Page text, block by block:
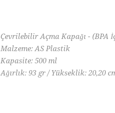
Çevrilebilir Açma Kapağı - (BPA
Malzeme: AS Plastik
Kapasite: 500 ml
Ağırlık: 93 gr / Yükseklik: 20,20